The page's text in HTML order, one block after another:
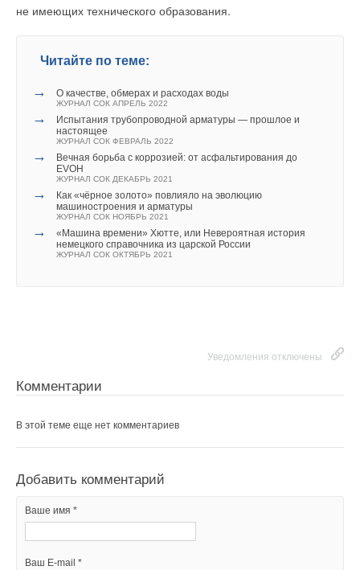
не имеющих технического образования.
Читайте по теме:
→ О качестве, обмерах и расходах воды
ЖУРНАЛ СОК АПРЕЛЬ 2022
→
Испытания трубопроводной арматуры — прошлое и
настоящее
ЖУРНАЛ СОК ФЕВРАЛЬ 2022
→
Вечная борьба с коррозией: от асфальтирования до
EVOH
ЖУРНАЛ СОК ДЕКАБРЬ 2021
→
Как «чёрное золото» повлияло на эволюцию
машиностроения и арматуры
ЖУРНАЛ СОК НОЯБРЬ 2021
→
«Машина времени» Хютте, или Невероятная история
немецкого справочника из царской России
ЖУРНАЛ СОК ОКТЯБРЬ 2021
Уведомления отключены
Комментарии
В этой теме еще нет комментариев
Добавить комментарий
Ваше имя *
Ваш E-mail *